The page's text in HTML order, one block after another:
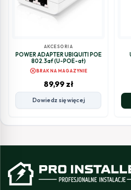
AKCESORIA
POWER ADAPTER UBIQUITI POE
802.3af (U-POE-at)
cancelBRAK NA MAGAZYNIE
89,99 zł
Dowiedz się więcej